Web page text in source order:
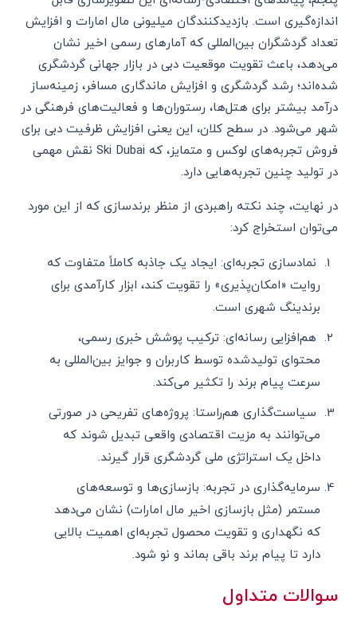
اندازه‌گیری است. بازدیدکنندگان میلیونی مال امارات و افزایش
تعداد گردشگران بین‌المللی که آمارهای رسمی اخیر نشان
می‌دهد، باعث تقویت موقعیت دبی در بازار جهانی گردشگری
شده‌اند؛ رشد گردشگری و افزایش ماندگاری مسافر، زمینه‌ساز
درآمد بیشتر برای هتل‌ها، رستوران‌ها و فعالیت‌های فرهنگی در
شهر می‌شود. در سطح کلان، این یعنی افزایش ظرفیت دبی برای
فروش تجربه‌های لوکس و متمایز، که Ski Dubai نقش مهمی
در تولید چنین تجربه‌هایی دارد.
در نهایت، چند نکته راهبردی از منظر برندسازی که از این مورد
می‌توان استخراج کرد:
نمادسازی تجربه‌ای: ایجاد یک جاذبه کاملاً متفاوت که
روایت «امکان‌پذیری» را تقویت کند، ابزار کارآمدی برای
برندینگ شهری است.
هم‌افزایی رسانه‌ای: ترکیب پوشش خبری رسمی،
محتوای تولیدشده توسط کاربران و جوایز بین‌المللی به
سرعت پیام برند را تکثیر می‌کند.
سیاست‌گذاری هم‌راستا: پروژه‌های تفریحی در صورتی
می‌توانند به مزیت اقتصادی واقعی تبدیل شوند که
داخل یک استراتژی ملی گردشگری قرار گیرند.
سرمایه‌گذاری در تجربه: بازسازی‌ها و توسعه‌های
مستمر (مثل بازسازی اخیر مال امارات) نشان می‌دهد
که نگهداری و تقویت محصول تجربه‌ای اهمیت بالایی
دارد تا پیام برند باقی بماند و نو شود.
سوالات متداول